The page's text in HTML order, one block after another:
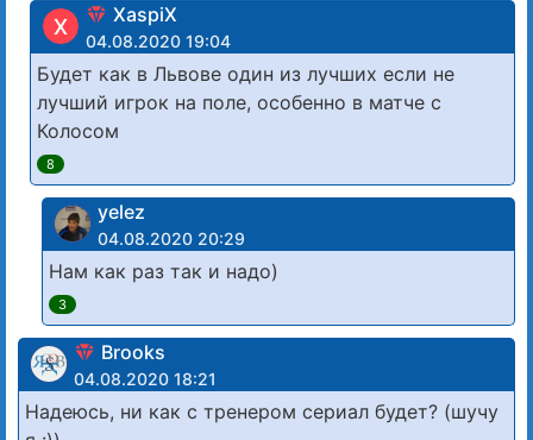
X XaspiX
04.08.2020 19:04
Будет как в Львове один из лучших если не
лучший игрок на поле, особенно в матче с
Колосом
8
yelez
04.08.2020 20:29
Нам как раз так и надо)
3
Brooks
04.08.2020 18:21
Надеюсь, ни как с тренером сериал будет? (шучу